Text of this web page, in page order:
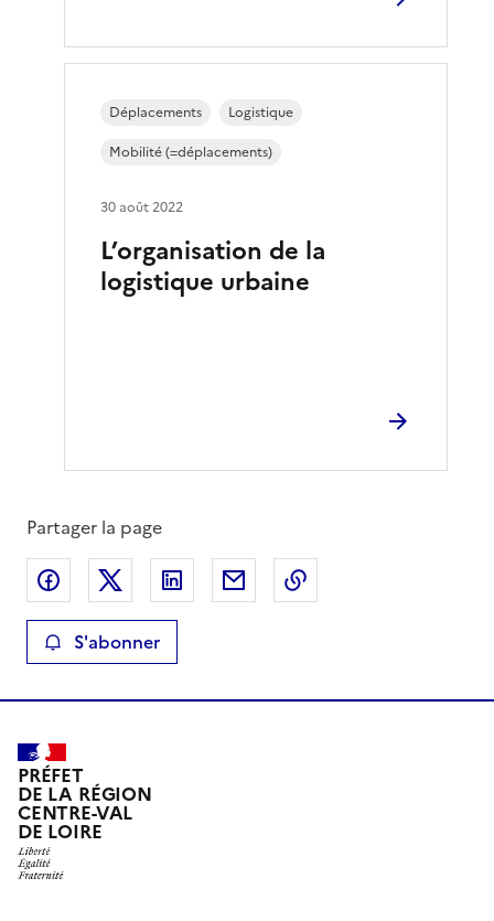
L’organisation de la
logistique urbaine
Déplacements
Logistique
Mobilité (=déplacements)
30 août 2022
Partager la page
Partager sur Facebook
Partager sur XPartager sur LinkedIn
Partager par email
S'abonner
PRÉFET
DE LA RÉGION
CENTRE-VAL
DE LOIRE